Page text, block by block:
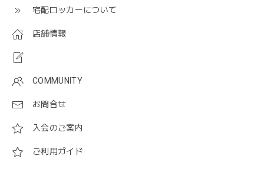
宅配ロッカーについて
店舗情報
COMMUNITY
お問合せ
入会のご案内
ご利用ガイド